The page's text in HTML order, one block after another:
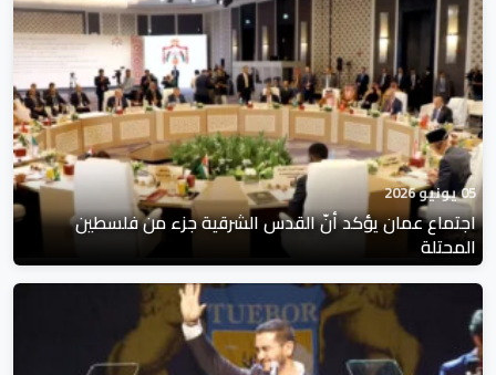
05 يونيو 2026
اجتماع عمان يؤكد أنّ القدس الشرقية جزء من فلسطين
المحتلة